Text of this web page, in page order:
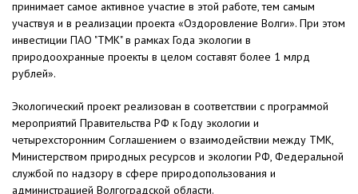
принимает самое активное участие в этой работе, тем самым
участвуя и в реализации проекта «Оздоровление Волги». При этом
инвестиции ПАО "ТМК" в рамках Года экологии в
природоохранные проекты в целом составят более 1 млрд
рублей».
Экологический проект реализован в соответствии с программой
мероприятий Правительства РФ к Году экологии и
четырехсторонним Соглашением о взаимодействии между ТМК,
Министерством природных ресурсов и экологии РФ, Федеральной
службой по надзору в сфере природопользования и
администрацией Волгоградской области.